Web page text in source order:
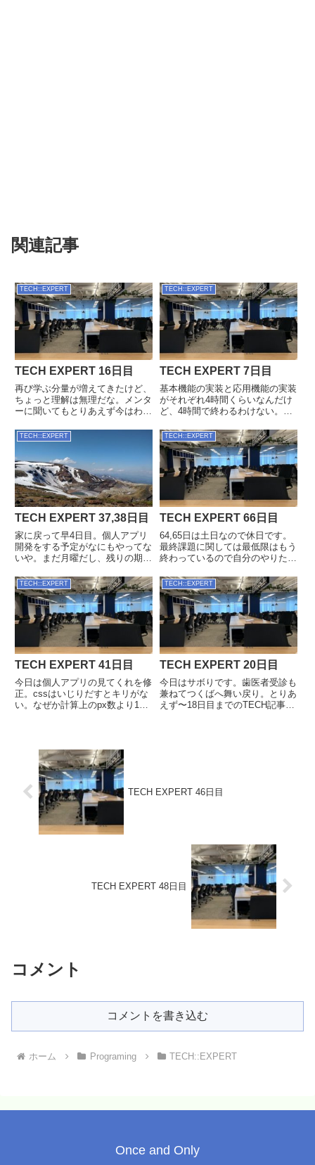
関連記事
TECH::EXPERT
TECH EXPERT 16日目
再び学ぶ分量が増えてきたけど、
ちょっと理解は無理だな。メンタ
ーに聞いてもとりあえず今はわか
理解で十分だと言われる。私は動
くかどうかではなく、理解したく
てやってるんだが。この辺は教室
の主旨が私の希望とは違うので
高...
TECH::EXPERT
TECH EXPERT 7日目
基本機能の実装と応用機能の実装
がそれぞれ4時間くらいなんだけ
ど、4時間で終わるわけない。こ
が、もともと知ってた人だ。基本
機能の実装で丸1日かかったよ。
それでも理解には程遠い。進捗の
アドバンテージもなくなった。
（...
TECH::EXPERT
TECH EXPERT 37,38日目
家に戻って早4日目。個人アプリ
開発をする予定がなにもやってな
いや。まだ月曜だし、残りの期間
TECH::EXPERT
TECH EXPERT 66日目
64,65日は土日なので休日です。
最終課題に関しては最低限はもう
終わっているので自分のやりたい
既に面接に行っていたので正直、
TECH::EXPERTはどうでもよく
なっていた。railsslice!指定した
文字列...
TECH::EXPERT
TECH EXPERT 41日目
今日は個人アプリの見てくれを修
正。cssはいじりだすとキリがな
い。なぜか計算上のpx数より1px
のalert機能は完成しているので、
見た目はどうだっ...
TECH::EXPERT
TECH EXPERT 20日目
今日はサボりです。歯医者受診も
兼ねてつくばへ舞い戻り。とりあ
えず〜18日目までのTECH記事を
TECH EXPERT 46日目
TECH EXPERT 48日目
コメント
コメントを書き込む
ホーム Programing TECH::EXPERT
Once and Only